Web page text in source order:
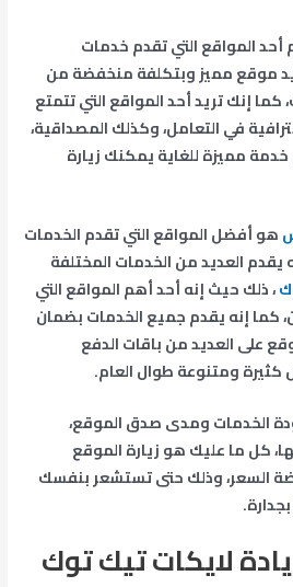
أحد المواقع التي تقدم خدمات
موقع مميز وبتكلفة منخفضة من
إنك تريد أحد المواقع التي تتمتع
في التعامل، وكذلك المصداقية،
مميزة للغاية يمكنك زيارة
هو أفضل المواقع التي تقدم الخدمات
يقدم العديد من الخدمات المختلفة
، ذلك حيث إنه أحد أهم المواقع التي
كما إنه يقدم جميع الخدمات بضمان
على العديد من باقات الدفع
ومتنوعة طوال العام.
الخدمات ومدى صدق الموقع،
كل ما عليك هو زيارة الموقع
السعر، وذلك حتى تستشعر بنفسك
لايكات تيك توك